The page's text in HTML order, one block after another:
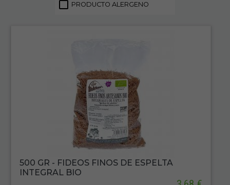
PRODUCTO ALERGENO
500 GR - FIDEOS FINOS DE ESPELTA
INTEGRAL BIO